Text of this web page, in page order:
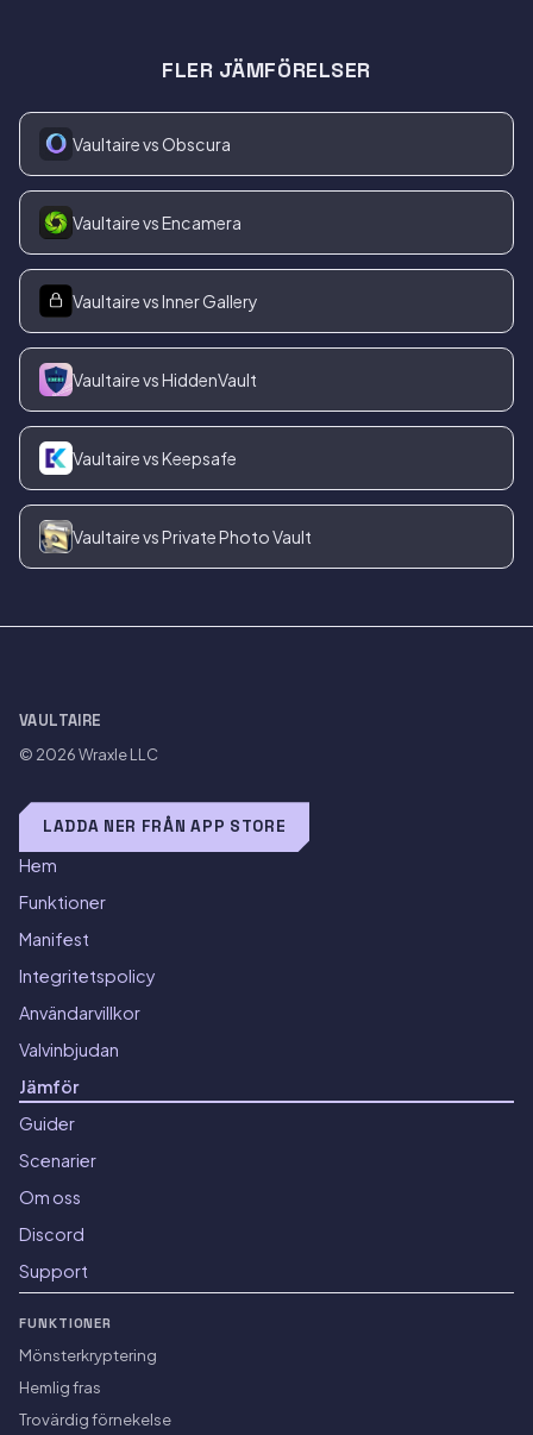
FLER JÄMFÖRELSER
Vaultaire vs Obscura
Vaultaire vs Encamera
Vaultaire vs Inner Gallery
Vaultaire vs HiddenVault
Vaultaire vs Keepsafe
Vaultaire vs Private Photo Vault
VAULTAIRE
© 2026Wraxle LLC
LADDA NER FRÅN APP STORE
Hem
Funktioner
Manifest
Integritetspolicy
Användarvillkor
Valvinbjudan
Jämför
Guider
Scenarier
Om oss
Discord
Support
FUNKTIONER
Mönsterkryptering
Hemlig fras
Trovärdig förnekelse